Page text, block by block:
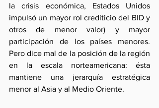
la crisis económica, Estados Unidos
impulsó un mayor rol crediticio del BID y
otros de menor valor) y mayor
participación de los países menores.
Pero dice mal de la posición de la región
en la escala norteamericana: ésta
mantiene una jerarquía estratégica
menor al Asia y al Medio Oriente.